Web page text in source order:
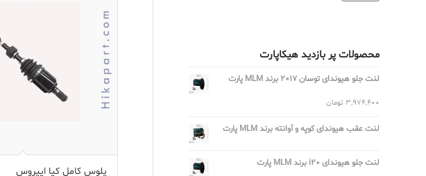
پلوس کامل کیا ایپروس
محصولات پر بازدید هیکاپارت
لنت جلو هیوندای توسان 2017 برند MLM پارت
3,974,400 تومان
لنت عقب هیوندای کوپه و آوانته برند MLM پارت
لنت جلو هیوندای i20 برند MLM پارت